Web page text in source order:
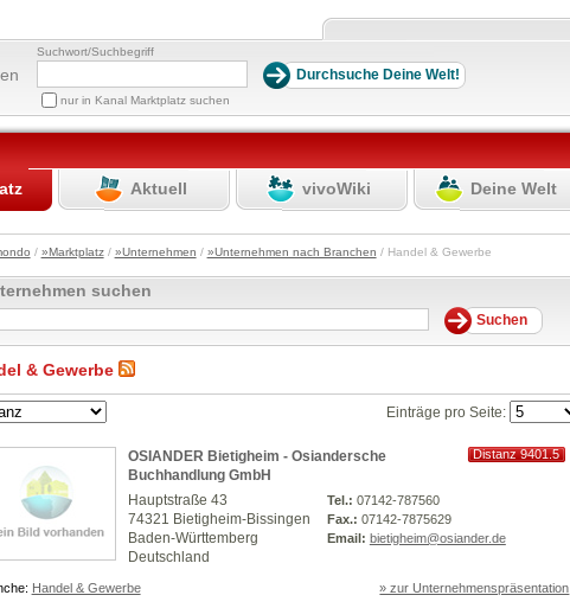
Suchwort/Suchbegriff
nur in Kanal Marktplatz suchen
Aktuell vivoWiki Deine Welt
/ »Marktplatz/ »Unternehmen / »Unternehmen nach Branchen / Handel & Gewerbe
suchen
& Gewerbe
Einträge pro Seite:
OSIANDER Bietigheim - Osiandersche
Buchhandlung GmbH
Distanz 9401.5
Hauptstraße 43
74321 Bietigheim-Bissingen
Baden-Württemberg
Deutschland
Tel.: 07142-787560
Fax.: 07142-7875629
Email: bietigheim@osiander.de
Handel & Gewerbe » zur Unternehmenspräsentation